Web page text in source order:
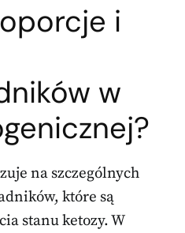
i
w
na szczególnych
które są
stanu ketozy. W